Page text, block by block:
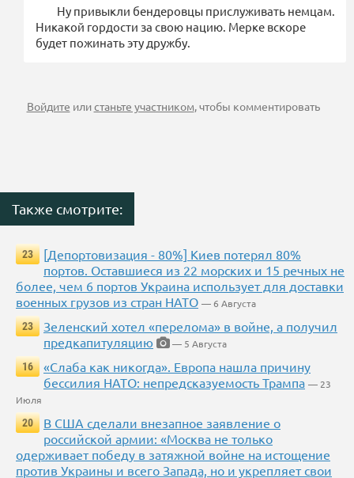
Ну привыкли бендеровцы прислуживать немцам.
Никакой гордости за свою нацию. Мерке вскоре
будет пожинать эту дружбу.
Войдите илистаньте участником, чтобы комментировать
Также смотрите:
23
[Депортовизация - 80%] Киев потерял 80%
портов. Оставшиеся из 22 морских и 15 речных не
более, чем 6 портов Украина использует для доставки
военных грузов из стран НАТО — 6 Августа
23
Зеленский хотел «перелома» в войне, а получил
предкапитуляцию
— 5 Августа
16
«Слаба как никогда». Европа нашла причину
бессилия НАТО: непредсказуемость Трампа — 23
Июля
20
В США сделали внезапное заявление о
российской армии: «Москва не только
одерживает победу в затяжной войне на истощение
против Украины и всего Запада, но и укрепляет свои